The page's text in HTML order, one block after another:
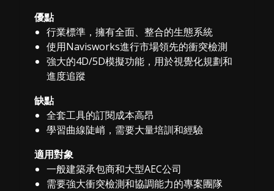
優點
行業標準，擁有全面、整合的生態系統
使用Navisworks進行市場領先的衝突檢測
強大的4D/5D模擬功能，用於視覺化規劃和
進度追蹤
缺點
全套工具的訂閱成本高昂
學習曲線陡峭，需要大量培訓和經驗
適用對象
一般建築承包商和大型AEC公司
需要強大衝突檢測和協調能力的專案團隊